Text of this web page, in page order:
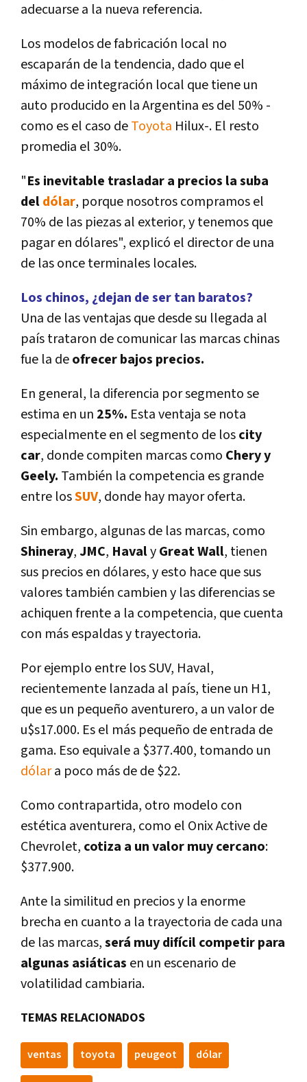
adecuarse a la nueva referencia.
Los modelos de fabricación local no
escaparán de la tendencia, dado que el
máximo de integración local que tiene un
auto producido en la Argentina es del 50% -
como es el caso deToyota Hilux-. El resto
promedia el 30%.
"Es inevitable trasladar a precios la suba
deldólar, porque nosotros compramos el
70% de las piezas al exterior, y tenemos que
pagar en dólares", explicó el director de una
de las once terminales locales.
Los chinos, ¿dejan de ser tan baratos?
Una de las ventajas que desde su llegada al
paí­s trataron de comunicar las marcas chinas
fue la deofrecer bajos precios.
En general, la diferencia por segmento se
estima en un 25%. Esta ventaja se nota
especialmente en el segmento de loscity
car, donde compiten marcas como Chery y
Geely. También la competencia es grande
entre losSUV, donde hay mayor oferta.
Sin embargo, algunas de las marcas, como
Shineray,JMC, HavalyGreat Wall, tienen
sus precios en dólares, y esto hace que sus
valores también cambien y las diferencias se
achiquen frente a la competencia, que cuenta
con más espaldas y trayectoria.
Por ejemplo entre los SUV, Haval,
recientemente lanzada al paí­s, tiene un H1,
que es un pequeño aventurero, a un valor de
u$s17.000. Es el más pequeño de entrada de
gama. Eso equivale a $377.400, tomando un
dólara poco más de de $22.
Como contrapartida, otro modelo con
estética aventurera, como el Onix Active de
Chevrolet, cotiza a un valor muy cercano:
$377.900.
Ante la similitud en precios y la enorme
brecha en cuanto a la trayectoria de cada una
de las marcas,será muy difí­cil competir para
algunas asiáticas en un escenario de
volatilidad cambiaria.
TEMAS RELACIONADOS
ventas toyota peugeot dólar